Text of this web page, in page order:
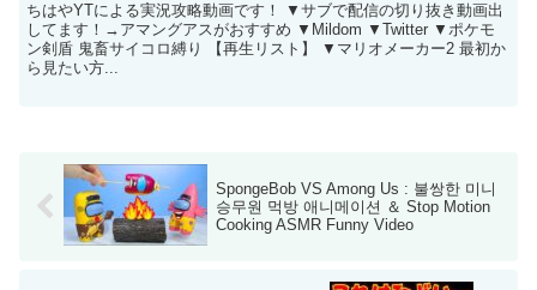
ちはやYTによる実況攻略動画です！ ▼サブで配信の切り抜き動画出
してます！→アマングアスがおすすめ ▼Mildom ▼Twitter ▼ポケモ
ン剣盾 鬼畜サイコロ縛り 【再生リスト】 ▼マリオメーカー2 最初か
ら見たい方...
SpongeBob VS Among Us : 불쌍한 미니
승무원 먹방 애니메이션 ＆ Stop Motion
Cooking ASMR Funny Video